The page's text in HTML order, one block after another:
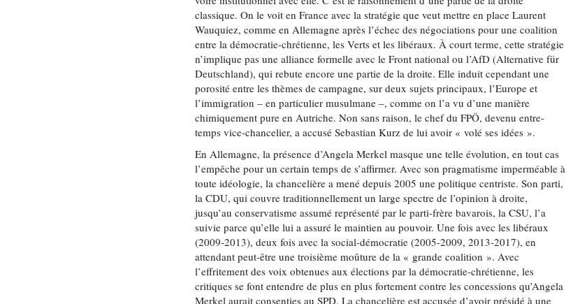
classique. On le voit en France avec la stratégie que veut mettre en place Laurent
Wauquiez, comme en Allemagne après l’échec des négociations pour une coalition
entre la démocratie-chrétienne, les Verts et les libéraux. À court terme, cette stratégie
n’implique pas une alliance formelle avec le Front national ou l’AfD (Alternative für
Deutschland), qui rebute encore une partie de la droite. Elle induit cependant une
porosité entre les thèmes de campagne, sur deux sujets principaux, l’Europe et
l’immigration – en particulier musulmane –, comme on l’a vu d’une manière
chimiquement pure en Autriche. Non sans raison, le chef du FPÖ, devenu entre-
temps vice-chancelier, a accusé Sebastian Kurz de lui avoir « volé ses idées ».
En Allemagne, la présence d’Angela Merkel masque une telle évolution, en tout cas
l’empêche pour un certain temps de s’affirmer. Avec son pragmatisme imperméable à
toute idéologie, la chancelière a mené depuis 2005 une politique centriste. Son parti,
la CDU, qui couvre traditionnellement un large spectre de l’opinion à droite,
jusqu’au conservatisme assumé représenté par le parti-frère bavarois, la CSU, l’a
suivie parce qu’elle lui a assuré le maintien au pouvoir. Une fois avec les libéraux
(2009-2013), deux fois avec la social-démocratie (2005-2009, 2013-2017), en
attendant peut-être une troisième moûture de la « grande coalition ». Avec
l’effritement des voix obtenues aux élections par la démocratie-chrétienne, les
critiques se font entendre de plus en plus fortement contre les concessions qu’Angela
Merkel aurait consenties au SPD. La chancelière est accusée d’avoir présidé à une